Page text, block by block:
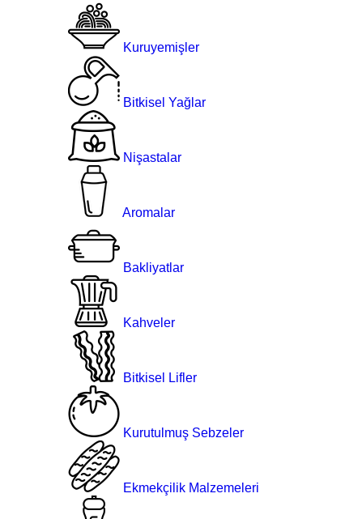
Kuruyemişler
Bitkisel Yağlar
Nişastalar
Aromalar
Bakliyatlar
Kahveler
Bitkisel Lifler
Kurutulmuş Sebzeler
Ekmekçilik Malzemeleri